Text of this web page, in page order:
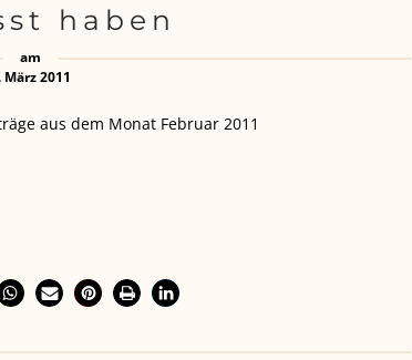
haben
am
März 2011
aus dem Monat Februar 2011